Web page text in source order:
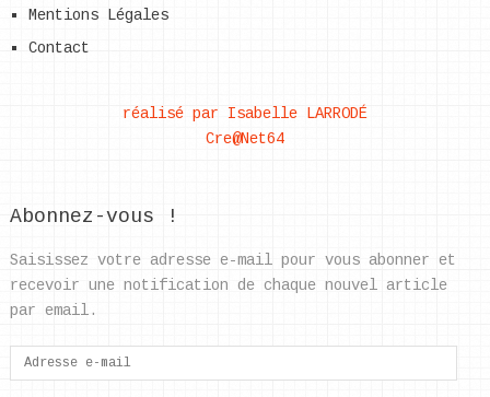
Mentions Légales
Contact
réalisé par Isabelle LARRODÉ
Cre@Net64
Abonnez-vous !
Saisissez votre adresse e-mail pour vous abonner et
recevoir une notification de chaque nouvel article
par email.
Adresse
e-